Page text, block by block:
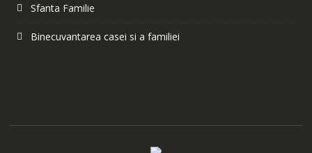
Sfanta Familie
Binecuvantarea casei si a familiei